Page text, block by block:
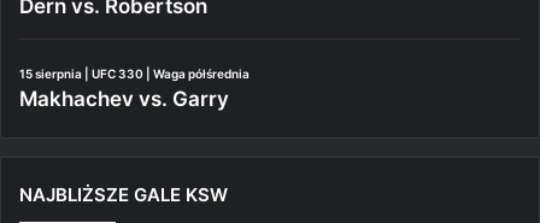
Dern vs. Robertson
15 sierpnia | UFC 330 | Waga półśrednia
Makhachev vs. Garry
NAJBLIŻSZE GALE KSW